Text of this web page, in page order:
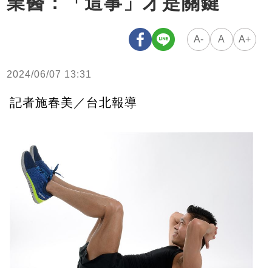
A- A A+
2024/06/07 13:31
記者施春美／台北報導